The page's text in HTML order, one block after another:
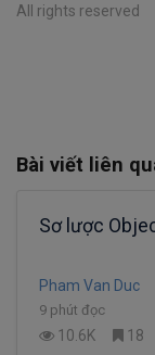
All rights reserved
Bài viết liên
Sơ lược
Pham Van Duc
9 phút đọc
10.6K 18